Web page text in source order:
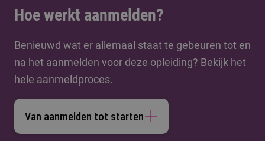
Hoe werkt aanmelden?
Benieuwd wat er allemaal staat te gebeuren tot en
na het aanmelden voor deze opleiding? Bekijk het
hele aanmeldproces.
Van aanmelden tot starten